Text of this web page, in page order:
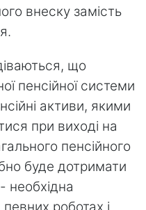
внеску замість
що
пенсійної системи
активи, якими
при виході на
пенсійного
буде дотримати
необхідна
певних роботах і